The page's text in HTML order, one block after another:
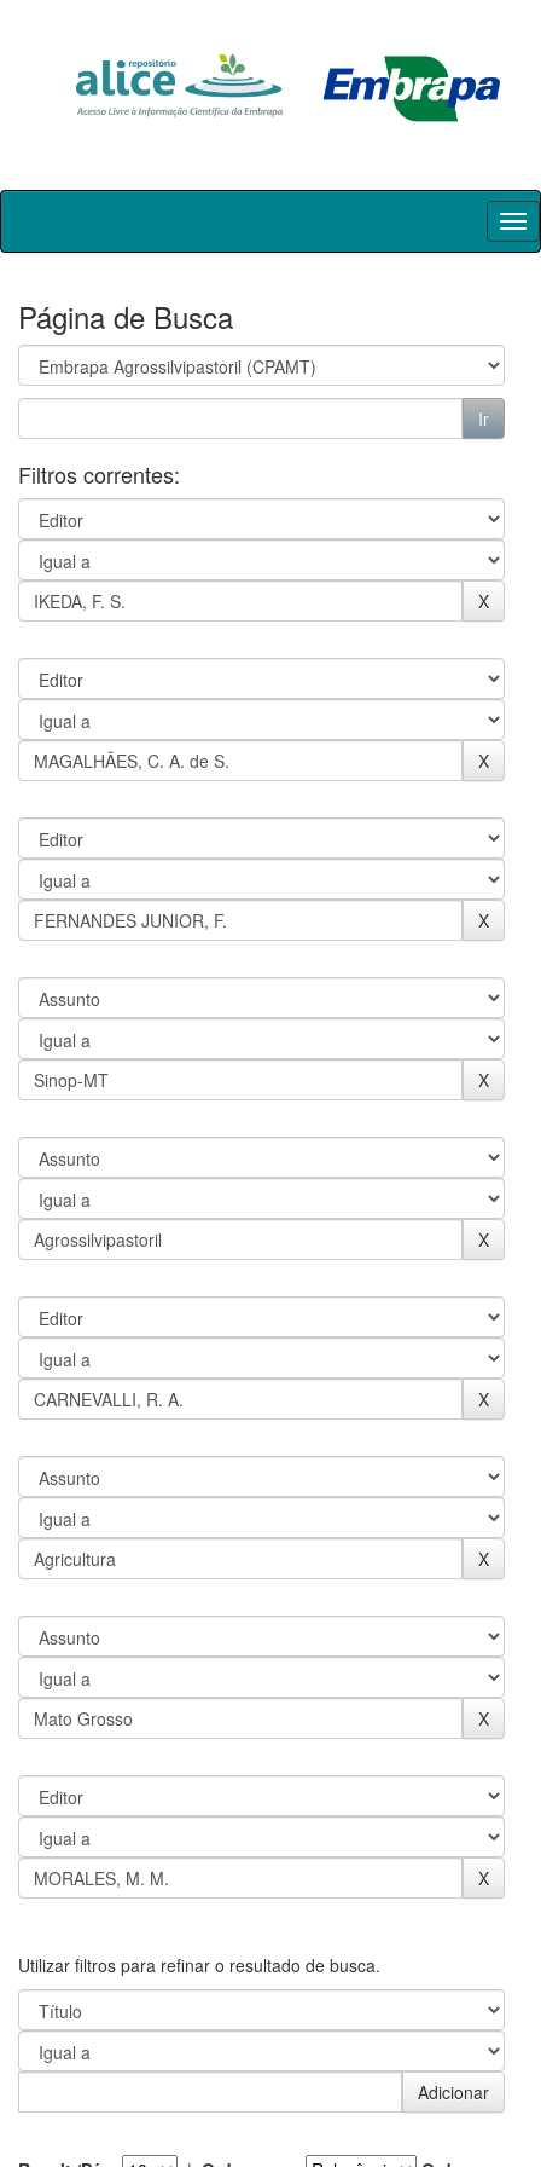
Skip
Página de Busca
Filtros correntes:
Utilizar filtros para refinar o resultado de busca.